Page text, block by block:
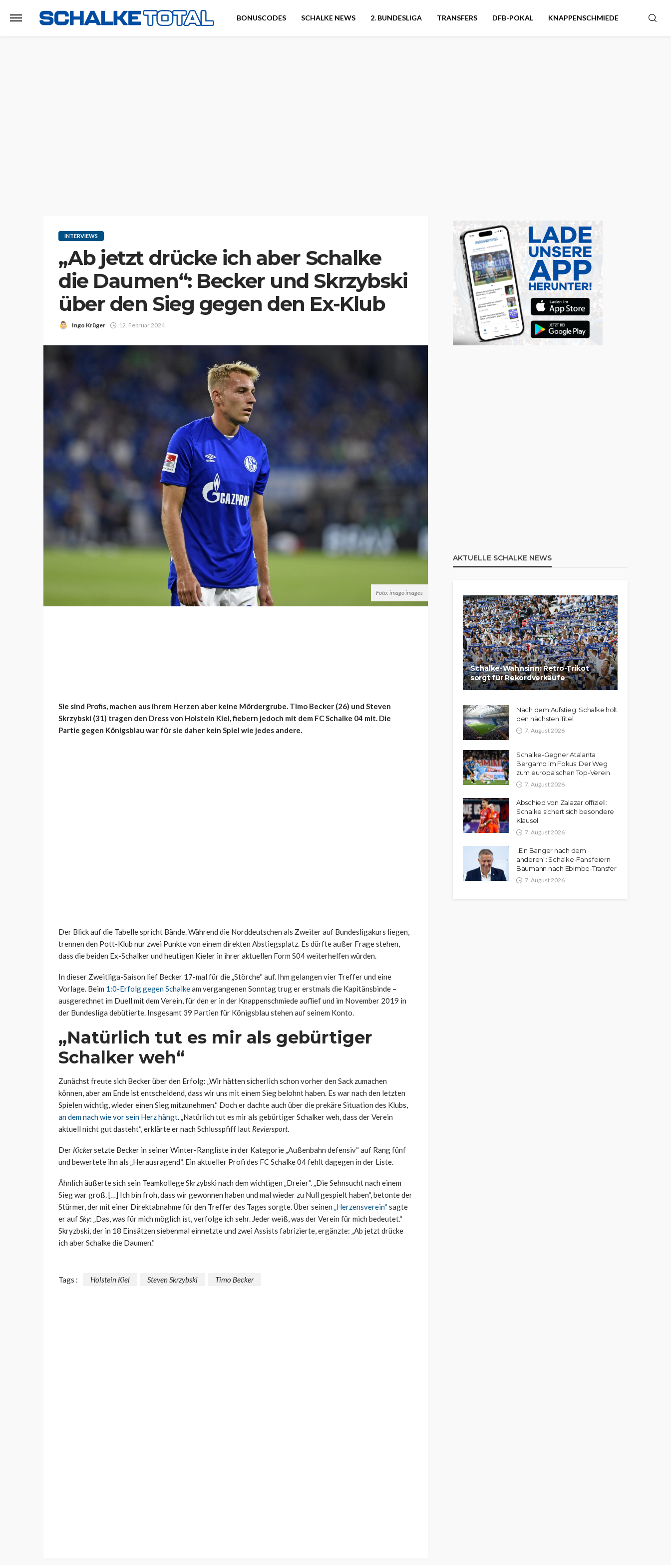
BONUSCODES SCHALKE NEWS 2. BUNDESLIGA TRANSFERS DFB-POKAL KNAPPENSCHMIEDE
INTERVIEWS
„Ab jetzt drücke ich aber Schalke
die Daumen“: Becker und Skrzybski
über den Sieg gegen den Ex-Klub
Ingo Krüger 12. Februar 2024
Foto: imago images
Sie sind Profis, machen aus ihrem Herzen aber keine Mördergrube. Timo Becker (26) und Steven
Skrzybski (31) tragen den Dress von Holstein Kiel, fiebern jedoch mit dem FC Schalke 04 mit. Die
Partie gegen Königsblau war für sie daher kein Spiel wie jedes andere.
Der Blick auf die Tabelle spricht Bände. Während die Norddeutschen als Zweiter auf Bundesligakurs liegen,
trennen den Pott-Klub nur zwei Punkte von einem direkten Abstiegsplatz. Es dürfte außer Frage stehen,
dass die beiden Ex-Schalker und heutigen Kieler in ihrer aktuellen Form S04 weiterhelfen würden.
In dieser Zweitliga-Saison lief Becker 17-mal für die „Störche“ auf. Ihm gelangen vier Treffer und eine
Vorlage. Beim 1:0-Erfolg gegen Schalkeam vergangenen Sonntag trug er erstmals die Kapitänsbinde –
ausgerechnet im Duell mit dem Verein, für den er in der Knappenschmiede auflief und im November 2019 in
der Bundesliga debütierte. Insgesamt 39 Partien für Königsblau stehen auf seinem Konto.
„Natürlich tut es mir als gebürtiger
Schalker weh“
Zunächst freute sich Becker über den Erfolg: „Wir hätten sicherlich schon vorher den Sack zumachen
können, aber am Ende ist entscheidend, dass wir uns mit einem Sieg belohnt haben. Es war nach den letzten
Spielen wichtig, wieder einen Sieg mitzunehmen.“ Doch er dachte auch über die prekäre Situation des Klubs,
an dem nach wie vor sein Herz hängt. „Natürlich tut es mir als gebürtiger Schalker weh, dass der Verein
aktuell nicht gut dasteht“, erklärte er nach Schlusspfiff laut Reviersport.
Der Kickersetzte Becker in seiner Winter-Rangliste in der Kategorie „Außenbahn defensiv“ auf Rang fünf
und bewertete ihn als „Herausragend“. Ein aktueller Profi des FC Schalke 04 fehlt dagegen in der Liste.
Ähnlich äußerte sich sein Teamkollege Skrzybski nach dem wichtigen „Dreier“. „Die Sehnsucht nach einem
Sieg war groß. […] Ich bin froh, dass wir gewonnen haben und mal wieder zu Null gespielt haben“, betonte der
Stürmer, der mit einer Direktabnahme für den Treffer des Tages sorgte. Über seinen „Herzensverein“sagte
er aufSky: „Das, was für mich möglich ist, verfolge ich sehr. Jeder weiß, was der Verein für mich bedeutet.“
Skryzbski, der in 18 Einsätzen siebenmal einnetzte und zwei Assists fabrizierte, ergänzte: „Ab jetzt drücke
ich aber Schalke die Daumen.“
Tags : Holstein Kiel Steven Skrzybski Timo Becker
AKTUELLE SCHALKE NEWS
Schalke-Wahnsinn: Retro-Trikot
sorgt für Rekordverkäufe
Nach dem Aufstieg: Schalke holt
den nächsten Titel
7. August 2026
Schalke-Gegner Atalanta
Bergamo im Fokus: Der Weg
zum europäischen Top-Verein
7. August 2026
Abschied von Zalazar offiziell:
Schalke sichert sich besondere
Klausel
7. August 2026
„Ein Banger nach dem
anderen“: Schalke-Fans feiern
Baumann nach Ebimbe-Transfer
7. August 2026